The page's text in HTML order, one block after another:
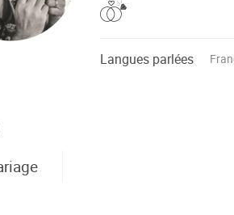
Langues parlées